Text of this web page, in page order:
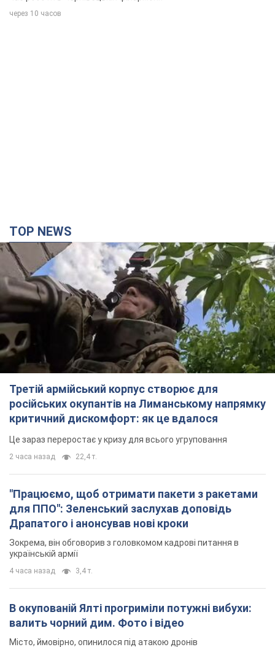
Третій армійський корпус створює для
російських окупантів на Лиманському напрямку
критичний дискомфорт: як це вдалося
Це зараз переростає у кризу для всього угруповання
2 часа назад 22,4 т.
"Працюємо, щоб отримати пакети з ракетами
для ППО": Зеленський заслухав доповідь
Драпатого і анонсував нові кроки
Зокрема, він обговорив з головкомом кадрові питання в
В окупованій Ялті прогриміли потужні вибухи:
валить чорний дим. Фото і відео
Місто, ймовірно, опинилося під атакою дронів
5 часов назад